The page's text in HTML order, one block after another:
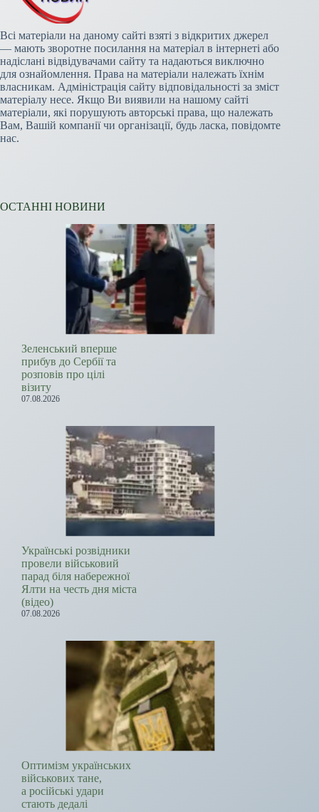
Всі матеріали на даному сайті взяті з відкритих джерел
— мають зворотне посилання на матеріал в інтернеті або
надіслані відвідувачами сайту та надаються виключно
для ознайомлення. Права на матеріали належать їхнім
власникам. Адміністрація сайту відповідальності за зміст
матеріалу несе. Якщо Ви виявили на нашому сайті
матеріали, які порушують авторські права, що належать
Вам, Вашій компанії чи організації, будь ласка, повідомте
нас.
ОСТАННІ НОВИНИ
Зеленський вперше
прибув до Сербії та
розповів про цілі
візиту
07.08.2026
Українські розвідники
провели військовий
парад біля набережної
Ялти на честь дня міста
(відео)
07.08.2026
Оптимізм українських
військових тане,
а російські удари
стають дедалі